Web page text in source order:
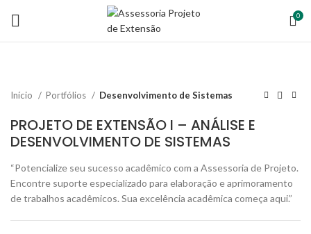
0
Início Portfólios Desenvolvimento de Sistemas
PROJETO DE EXTENSÃO I – ANÁLISE E
DESENVOLVIMENTO DE SISTEMAS
“Potencialize seu sucesso acadêmico com a Assessoria de Projeto.
Encontre suporte especializado para elaboração e aprimoramento
de trabalhos acadêmicos. Sua excelência acadêmica começa aqui.”